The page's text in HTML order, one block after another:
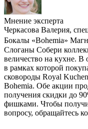
Мнение эксперта
Черкасова Валерия,
Бокалы «Bohemia»
Слоганы Собери
величество на кухне. В
в рамках которой
сковороды Royal
Bohemia. Обе акции
получения скидки до
фишками. Чтобы
вопросу, обращайтесь